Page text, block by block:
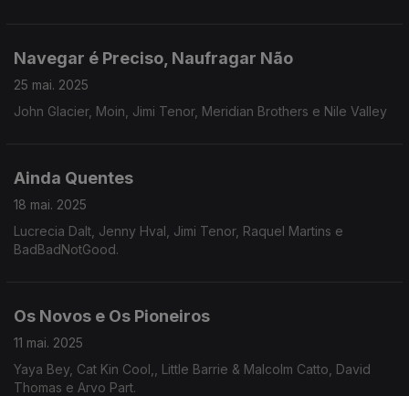
Navegar é Preciso, Naufragar Não
25 mai. 2025
John Glacier, Moin, Jimi Tenor, Meridian Brothers e Nile Valley
Ainda Quentes
18 mai. 2025
Lucrecia Dalt, Jenny Hval, Jimi Tenor, Raquel Martins e
BadBadNotGood.
Os Novos e Os Pioneiros
11 mai. 2025
Yaya Bey, Cat Kin Cool,, Little Barrie & Malcolm Catto, David
Thomas e Arvo Part.